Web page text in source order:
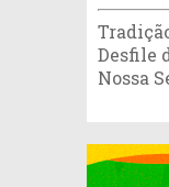
Desfile
Nossa